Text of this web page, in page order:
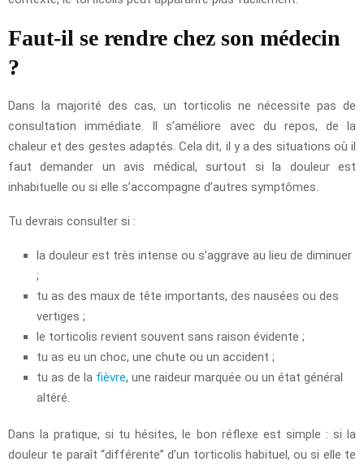
Faut-il se rendre chez son médecin
?
Dans la majorité des cas, un torticolis ne nécessite pas de
consultation immédiate. Il s’améliore avec du repos, de la
chaleur et des gestes adaptés. Cela dit, il y a des situations où il
faut demander un avis médical, surtout si la douleur est
inhabituelle ou si elle s’accompagne d’autres symptômes.
Tu devrais consulter si :
la douleur est très intense ou s’aggrave au lieu de diminuer
;
tu as des maux de tête importants, des nausées ou des
vertiges ;
le torticolis revient souvent sans raison évidente ;
tu as eu un choc, une chute ou un accident ;
tu as de la fièvre, une raideur marquée ou un état général
altéré.
Dans la pratique, si tu hésites, le bon réflexe est simple : si la
douleur te paraît “différente” d’un torticolis habituel, ou si elle te